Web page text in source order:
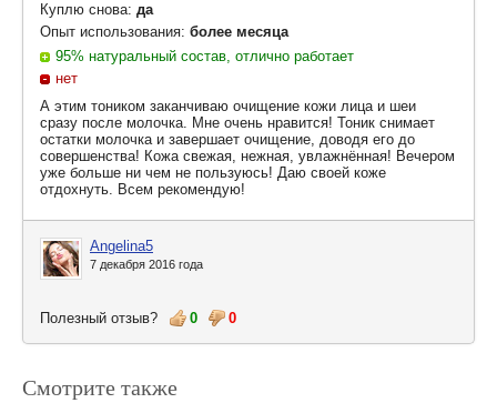
Куплю снова: да
Опыт использования: более месяца
95% натуральный состав, отлично работает
нет
А этим тоником заканчиваю очищение кожи лица и шеи
сразу после молочка. Мне очень нравится! Тоник снимает
остатки молочка и завершает очищение, доводя его до
совершенства! Кожа свежая, нежная, увлажнённая! Вечером
уже больше ни чем не пользуюсь! Даю своей коже
отдохнуть. Всем рекомендую!
Angelina5
7 декабря 2016 года
Полезный отзыв? 0 0
Смотрите также